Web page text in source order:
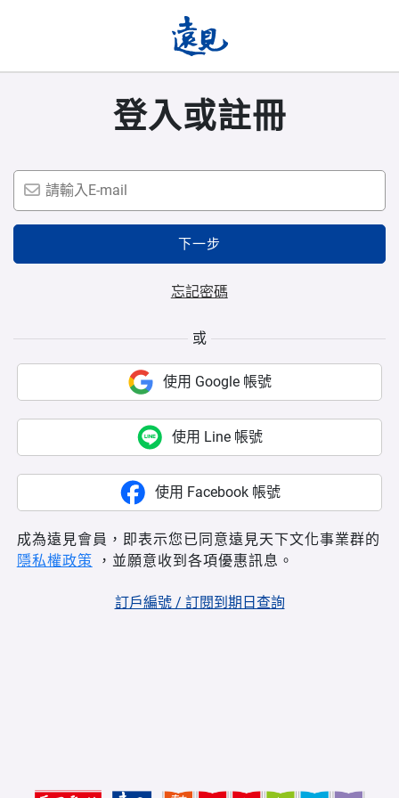
登入或註冊
下一步
忘記密碼
或
使用 Google 帳號
使用 Line 帳號
使用 Facebook 帳號
成為遠見會員，即表示您已同意遠見天下文化事業群的
隱私權政策 ，並願意收到各項優惠訊息。
訂戶編號 / 訂閱到期日查詢